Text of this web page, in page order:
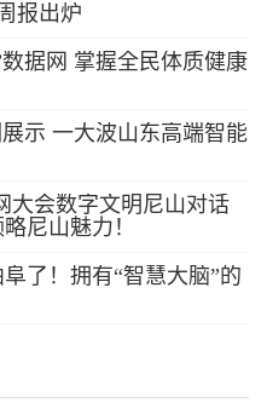
报出炉
据网 掌握全民体质健康
示 一大波山东高端智能
大会数字文明尼山对话
尼山魅力！
了！拥有“智慧大脑”的